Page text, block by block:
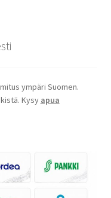
ympäri Suomen.
Kysy apua